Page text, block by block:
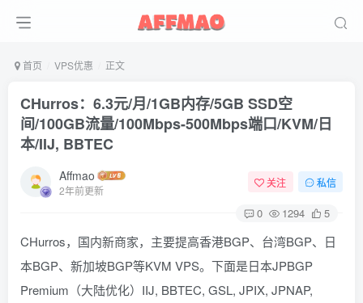
首页 VPS优惠 正文
CHurros：6.3元/月/1GB内存/5GB SSD空
间/100GB流量/100Mbps-500Mbps端口/KVM/日
本/IIJ, BBTEC
Affmao
2年前更新
关注 私信
0 1294 5
CHurros，国内新商家，主要提高香港BGP、台湾BGP、日
本BGP、新加坡BGP等KVM VPS。下面是日本JPBGP
Premium（大陆优化）IIJ, BBTEC, GSL, JPIX, JPNAP,